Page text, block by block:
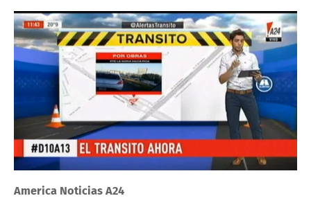
America Noticias A24